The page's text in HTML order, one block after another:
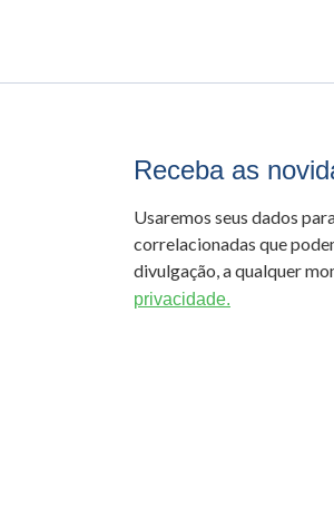
Receba as
Usaremos seus dados
correlacionadas que
divulgação, a qualquer
privacidade.